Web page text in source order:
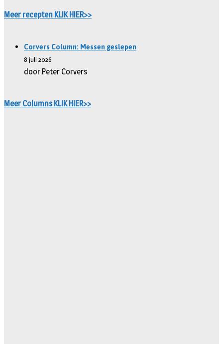
Meer recepten KLIK HIER>>
Corvers Column: Messen geslepen
8 juli 2026
door Peter Corvers
Meer Columns KLIK HIER>>